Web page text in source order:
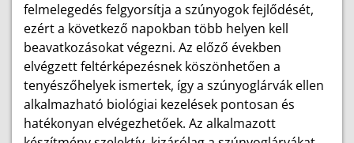
felmelegedés felgyorsítja a szúnyogok fejlődését,
ezért a következő napokban több helyen kell
beavatkozásokat végezni. Az előző években
elvégzett feltérképezésnek köszönhetően a
tenyészőhelyek ismertek, így a szúnyoglárvák ellen
alkalmazható biológiai kezelések pontosan és
hatékonyan elvégezhetőek. Az alkalmazott